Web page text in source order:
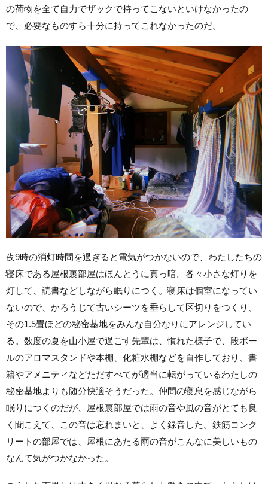
の荷物を全て自力でザックで持ってこないといけなかったの
で、必要なものすら十分に持ってこれなかったのだ。
夜9時の消灯時間を過ぎると電気がつかないので、わたしたちの
寝床である屋根裏部屋はほんとうに真っ暗。各々小さな灯りを
灯して、読書などしながら眠りにつく。寝床は個室になってい
ないので、かろうじて古いシーツを垂らして区切りをつくり、
その1.5畳ほどの秘密基地をみんな自分なりにアレンジしてい
る。数度の夏を山小屋で過ごす先輩は、慣れた様子で、段ボー
ルのアロマスタンドや本棚、化粧水棚などを自作しており、書
籍やアメニティなどただすべてが適当に転がっているわたしの
秘密基地よりも随分快適そうだった。仲間の寝息を感じながら
眠りにつくのだが、屋根裏部屋では雨の音や風の音がとても良
く聞こえて、この音は忘れまいと、よく録音した。鉄筋コンク
リートの部屋では、屋根にあたる雨の音がこんなに美しいもの
なんて気がつかなかった。